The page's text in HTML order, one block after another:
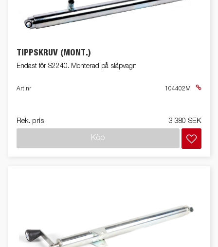
TIPPSKRUV (MONT.)
Endast för S2240. Monterad på släpvagn
Art nr 104402M
Rek. pris 3 380 SEK
Köp